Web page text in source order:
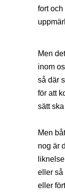
fort och
Men
inom
så där
för att
sätt
Men
nog är
eller så
eller